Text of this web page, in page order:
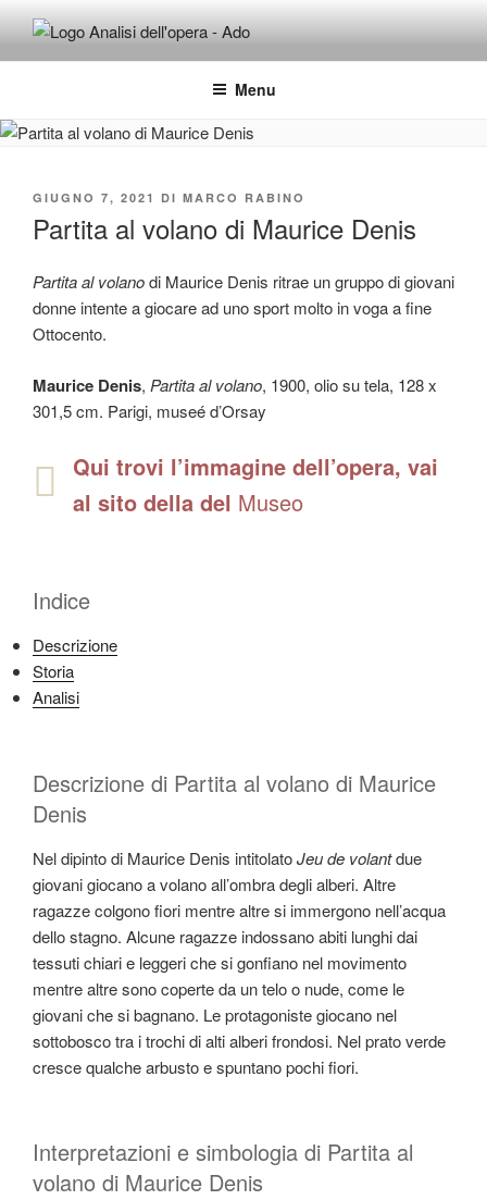
contenutoADO ANALISI DELL'OPERA
Osservare le opere d'arte per capirle e imparare ad amarle
Menu
PUBBLICATO
GIUGNO 7, 2021 DI MARCO RABINO
Partita al volano di Maurice Denis
Partita al volanodi Maurice Denis ritrae un gruppo di giovani
donne intente a giocare ad uno sport molto in voga a fine
Ottocento.
Maurice Denis, Partita al volano, 1900, olio su tela, 128 x
301,5 cm. Parigi, museé d’Orsay
Qui trovi l’immagine dell’opera, vai
al sito della del Museo
Indice
Descrizione
Storia
Analisi
Descrizione di Partita al volano di Maurice
Denis
Nel dipinto di Maurice Denis intitolatoJeu de volantdue
giovani giocano a volano all’ombra degli alberi. Altre
ragazze colgono fiori mentre altre si immergono nell’acqua
dello stagno. Alcune ragazze indossano abiti lunghi dai
tessuti chiari e leggeri che si gonfiano nel movimento
mentre altre sono coperte da un telo o nude, come le
giovani che si bagnano. Le protagoniste giocano nel
sottobosco tra i trochi di alti alberi frondosi. Nel prato verde
cresce qualche arbusto e spuntano pochi fiori.
Interpretazioni e simbologia di Partita al
volano di Maurice Denis